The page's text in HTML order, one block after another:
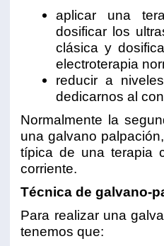
aplicar una
dosificar los
clásica y
electroterapia
reducir a
dedicarnos al
Normalmente la
una galvano
típica de una terapia
corriente.
Técnica de galvano-
Para realizar una
tenemos que: